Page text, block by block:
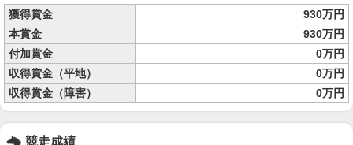
獲得賞金
930万円
本賞金
930万円
付加賞金
0万円
収得賞金（平地）
0万円
収得賞金（障害）
0万円
競走成績